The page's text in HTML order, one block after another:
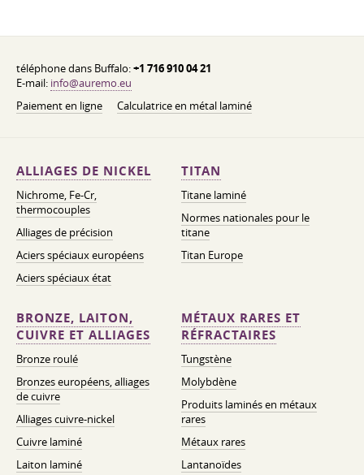
téléphone dans Buffalo:+1 716 910 04 21
E-mail: info@auremo.eu
Paiement en ligne
Calculatrice en métal laminé
ALLIAGES DE NICKEL
Nichrome, Fe-Cr,
thermocouples
Alliages de précision
Aciers spéciaux européens
Aciers spéciaux état
TITAN
Titane laminé
Normes nationales pour le
titane
Titan Europe
BRONZE, LAITON,
CUIVRE ET ALLIAGES
Bronze roulé
Bronzes européens, alliages
de cuivre
Alliages cuivre-nickel
Cuivre laminé
Laiton laminé
MÉTAUX RARES ET
RÉFRACTAIRES
Tungstène
Molybdène
Produits laminés en métaux
rares
Métaux rares
Lantanoïdes